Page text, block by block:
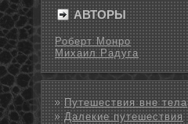
АВТОРЫ
Роберт Монро
Михаил Радуга
Путешествия вне тела
Далекие путешествия